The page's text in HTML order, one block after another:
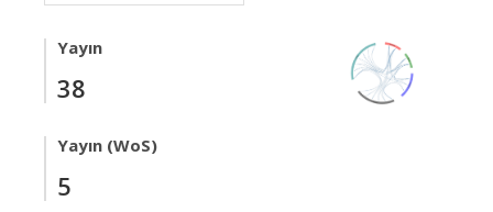
Yayın
38
Yayın (WoS)
5